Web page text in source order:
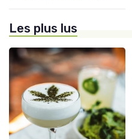
Les plus lus